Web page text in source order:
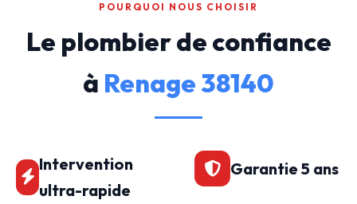
POURQUOI NOUS CHOISIR
Le plombier de confiance
à Renage 38140
Intervention
ultra-rapide
Garantie 5 ans